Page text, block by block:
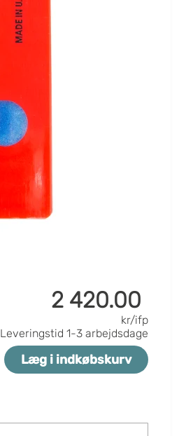
2 420.00
kr/ifp
Leveringstid 1-3 arbejdsdage
Læg i indkøbskurv